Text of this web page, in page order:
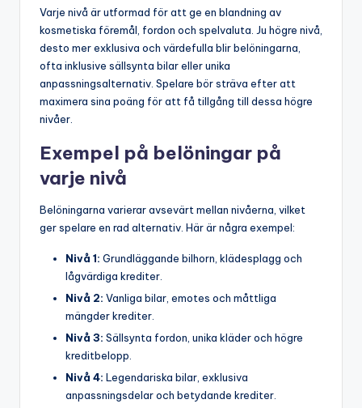
Varje nivå är utformad för att ge en blandning av
kosmetiska föremål, fordon och spelvaluta. Ju högre nivå,
desto mer exklusiva och värdefulla blir belöningarna,
ofta inklusive sällsynta bilar eller unika
anpassningsalternativ. Spelare bör sträva efter att
maximera sina poäng för att få tillgång till dessa högre
nivåer.
Exempel på belöningar på
varje nivå
Belöningarna varierar avsevärt mellan nivåerna, vilket
ger spelare en rad alternativ. Här är några exempel:
Nivå 1: Grundläggande bilhorn, klädesplagg och
lågvärdiga krediter.
Nivå 2: Vanliga bilar, emotes och måttliga
mängder krediter.
Nivå 3: Sällsynta fordon, unika kläder och högre
kreditbelopp.
Nivå 4: Legendariska bilar, exklusiva
anpassningsdelar och betydande krediter.